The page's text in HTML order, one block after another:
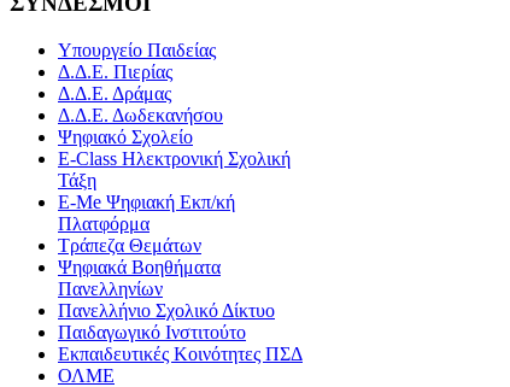
Υπουργείο Παιδείας
Δ.Δ.Ε. Πιερίας
Δ.Δ.Ε. Δράμας
Δ.Δ.Ε. Δωδεκανήσου
Ψηφιακό Σχολείο
E-Class Ηλεκτρονική Σχολική
Τάξη
E-Me Ψηφιακή Εκπ/κή
Πλατφόρμα
Τράπεζα Θεμάτων
Ψηφιακά Βοηθήματα
Πανελληνίων
Πανελλήνιο Σχολικό Δίκτυο
Παιδαγωγικό Ινστιτούτο
Εκπαιδευτικές Κοινότητες ΠΣΔ
ΟΛΜΕ